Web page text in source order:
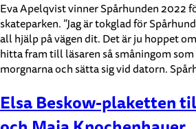
Eva Apelqvist vinner Spårhunden 2022
skateparken. ”Jag är tokglad för
all hjälp på vägen dit. Det är ju hoppet
hitta fram till läsaren så småningom som
morgnarna och sätta sig vid datorn.
Elsa Beskow-plaketten